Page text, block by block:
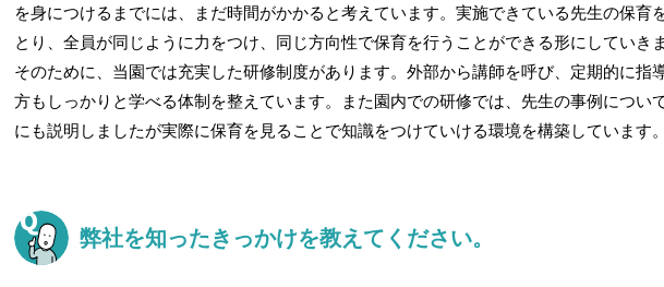
を身につけるまでには、まだ時間がかかると考えています。実施できている先生の保育
とり、全員が同じように力をつけ、同じ方向性で保育を行うことができる形にしていきま
そのために、当園では充実した研修制度があります。外部から講師を呼び、定期的に指
方もしっかりと学べる体制を整えています。また園内での研修では、先生の事例につい
にも説明しましたが実際に保育を見ることで知識をつけていける環境を構築しています。
弊社を知ったきっかけを教えてください。